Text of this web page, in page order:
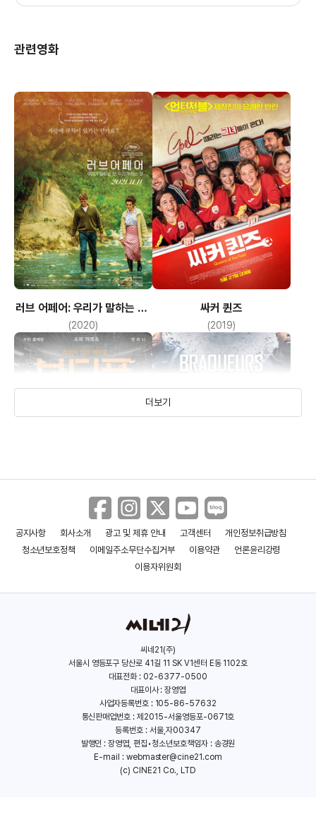
관련영화
러브 어페어: 우리가 말하는 것,
우리가 하는 것
(2020)
싸커 퀸즈
(2019)
뷰티풀 레이디스 강도들
더보기
공지사항 회사소개 광고 및 제휴 안내 고객센터
개인정보취급방침
청소년보호정책
이메일주소무단수집거부 이용약관
언론윤리강령
이용자위원회
씨네21(주)
서울시 영등포구 당산로 41길 11 SK V1센터 E동 1102호
대표전화 : 02-6377-0500
대표이사 : 장영엽
사업자등록번호 : 105-86-57632
통신판매업번호 : 제2015-서울영등포-0671호
등록번호 : 서울,자00347
발행인 : 장영엽, 편집•청소년보호책임자 : 송경원
E-mail : webmaster@cine21.com
(c) CINE21 Co., LTD